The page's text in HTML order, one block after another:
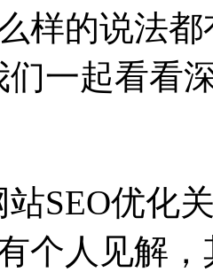
样的说法
们一起看看
优化关
个人见解